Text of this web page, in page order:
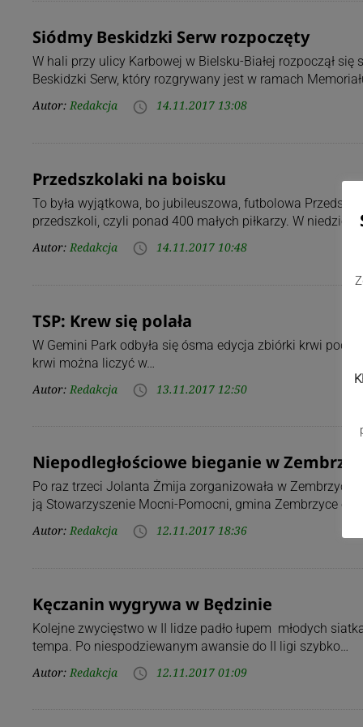
Siódmy Beskidzki Serw rozpoczęty
W hali przy ulicy Karbowej w Bielsku-Białej rozpoczął
Beskidzki Serw, który rozgrywany jest w ramach
Autor: Redakcja access_time 14.11.2017 13:08
Przedszkolaki na boisku
To była wyjątkowa, bo jubileuszowa, futbolowa
przedszkoli, czyli ponad 400 małych piłkarzy. W
Autor: Redakcja access_time 14.11.2017 10:48
TSP: Krew się polała
W Gemini Park odbyła się ósma edycja zbiórki krwi pod
krwi można liczyć w…
Autor: Redakcja access_time 13.11.2017 12:50
Niepodległościowe bieganie w
Po raz trzeci Jolanta Żmija zorganizowała w
ją Stowarzyszenie Mocni-Pomocni, gmina Zembrzyce
Autor: Redakcja access_time 12.11.2017 18:36
Kęczanin wygrywa w Będzinie
Kolejne zwycięstwo w II lidze padło łupem młodych
tempa. Po niespodziewanym awansie do II ligi szybko…
Autor: Redakcja access_time 12.11.2017 01:09